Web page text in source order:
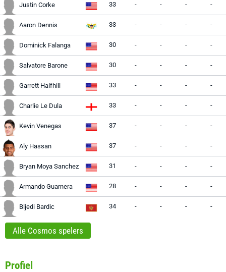
Justin Corke 33 - - - -
Aaron Dennis 33 - - - -
Dominick Falanga 30 - - - -
Salvatore Barone 30 - - - -
Garrett Halfhill 33 - - - -
Charlie Le Dula 33 - - - -
Kevin Venegas 37 - - - -
Aly Hassan 37 - - - -
Bryan Moya Sanchez 31 - - - -
Armando Guarnera 28 - - - -
Bljedi Bardic 34 - - - -
Alle Cosmos spelers
Profiel